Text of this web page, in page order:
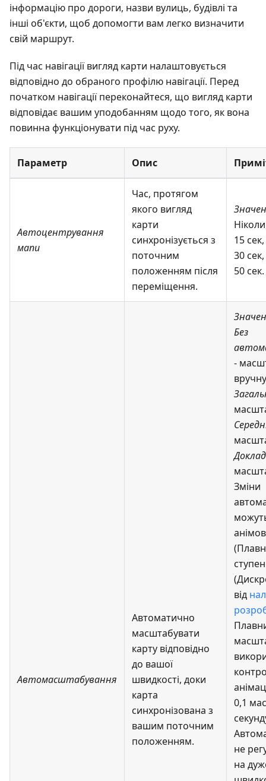
інформацію про дороги, назви вулиць, будівлі та
інші об'єкти, щоб допомогти вам легко визначити
свій маршрут.
Під час навігації вигляд карти налаштовується
відповідно до обраного профілю навігації. Перед
початком навігації переконайтеся, що вигляд карти
відповідає вашим уподобанням щодо того, як вона
повинна функціонувати під час руху.
Параметр Опис
Автоцентрування
мапи
Час, протягом
якого вигляд
карти
синхронізується з
поточним
положенням після
переміщення.
15
30
50 сек.
Автомасштабування
Автоматично
масштабувати
карту відповідно
до вашої
швидкості, доки
карта
синхронізована з
вашим поточним
положенням.
Без
-
Зміни
від
0,1
не
на